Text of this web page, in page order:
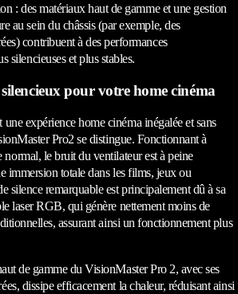
: des matériaux haut de gamme et une gestion
au sein du châssis (par exemple, des
contribuent à des performances
silencieuses et plus stables.
pour votre home cinéma
expérience home cinéma inégalée et sans
Pro2 se distingue. Fonctionnant à
le bruit du ventilateur est à peine
immersion totale dans les films, jeux ou
silence remarquable est principalement dû à sa
laser RGB, qui génère nettement moins de
assurant ainsi un fonctionnement plus
de gamme du VisionMaster Pro 2, avec ses
dissipe efficacement la chaleur, réduisant ainsi